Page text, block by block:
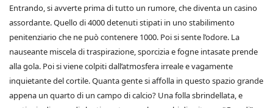
Entrando, si avverte prima di tutto un rumore, che diventa un casino
assordante. Quello di 4000 detenuti stipati in uno stabilimento
penitenziario che ne può contenere 1000. Poi si sente l’odore. La
nauseante miscela di traspirazione, sporcizia e fogne intasate prende
alla gola. Poi si viene colpiti dall’atmosfera irreale e vagamente
inquietante del cortile. Quanta gente si affolla in questo spazio grande
appena un quarto di un campo di calcio? Una folla sbrindellata, e